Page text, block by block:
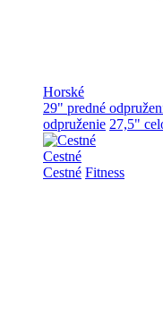
Horské
29" predné
odpruženie 27,5"
Cestné
Cestné Fitness